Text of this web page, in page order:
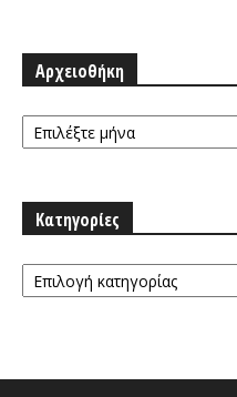
Αρχειοθήκη
Αρχειοθήκη
Κατηγορίες
Κατηγορίες